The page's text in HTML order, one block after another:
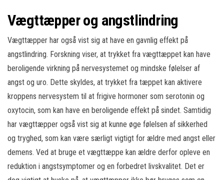
Vægttæpper og angstlindring
Vægttæpper har også vist sig at have en gavnlig effekt på
angstlindring. Forskning viser, at trykket fra vægttæppet kan have
beroligende virkning på nervesystemet og mindske følelser af
angst og uro. Dette skyldes, at trykket fra tæppet kan aktivere
kroppens nervesystem til at frigive hormoner som serotonin og
oxytocin, som kan have en beroligende effekt på sindet. Samtidig
har vægttæpper også vist sig at kunne øge følelsen af sikkerhed
og tryghed, som kan være særligt vigtigt for ældre med angst eller
demens. Ved at bruge et vægttæppe kan ældre derfor opleve en
reduktion i angstsymptomer og en forbedret livskvalitet. Det er